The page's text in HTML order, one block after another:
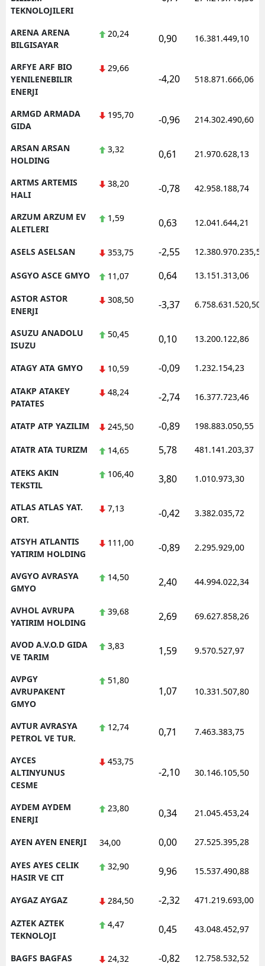
TEKNOLOJILERI
ARENA ARENA
BILGISAYAR
20,24 0,90 16.381.449,10
ARFYE ARF BIO
YENILENEBILIR
ENERJI
29,66
-4,20 518.871.666,06
ARMGD ARMADA
GIDA
195,70 -0,96 214.302.490,60
ARSAN ARSAN
HOLDING
3,32 0,61 21.970.628,13
ARTMS ARTEMIS
HALI
38,20 -0,78 42.958.188,74
ARZUM ARZUM EV
ALETLERI
1,59 0,63 12.041.644,21
ASELS ASELSAN 353,75 -2,55 12.380.970.235,50
ASGYO ASCE GMYO 11,07 0,64 13.151.313,06
ASTOR ASTOR
ENERJI
308,50 -3,37 6.758.631.520,50
ASUZU ANADOLU
ISUZU
50,45 0,10 13.200.122,86
ATAGY ATA GMYO 10,59 -0,09 1.232.154,23
ATAKP ATAKEY
PATATES
48,24 -2,74 16.377.723,46
ATATP ATP YAZILIM 245,50 -0,89 198.883.050,55
ATATR ATA TURIZM 14,65 5,78 481.141.203,37
ATEKS AKIN
TEKSTIL
106,40 3,80 1.010.973,30
ATLAS ATLAS YAT.
ORT.
7,13 -0,42 3.382.035,72
ATSYH ATLANTIS
YATIRIM HOLDING
111,00 -0,89 2.295.929,00
AVGYO AVRASYA
GMYO
14,50 2,40 44.994.022,34
AVHOL AVRUPA
YATIRIM HOLDING
39,68 2,69 69.627.858,26
AVOD A.V.O.D GIDA
VE TARIM
3,83 1,59 9.570.527,97
AVPGY
AVRUPAKENT
GMYO
51,80
1,07 10.331.507,80
AVTUR AVRASYA
PETROL VE TUR.
12,74 0,71 7.463.383,75
AYCES
ALTINYUNUS
CESME
453,75
-2,10 30.146.105,50
AYDEM AYDEM
ENERJI
23,80 0,34 21.045.453,24
AYEN AYEN ENERJI 34,00 0,00 27.525.395,28
AYES AYES CELIK
HASIR VE CIT
32,90 9,96 15.537.490,88
AYGAZ AYGAZ 284,50 -2,32 471.219.693,00
AZTEK AZTEK
TEKNOLOJI
4,47 0,45 43.048.452,97
BAGFS BAGFAS 24,32 -0,82 12.758.532,52